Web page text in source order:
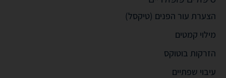
הצערת עור הפנים (טיקסל)
מילוי קמטים
הזרקות בוטוקס
עיבוי שפתיים